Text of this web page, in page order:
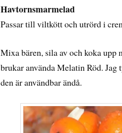
Havtornsmarmelad
Passar till viltkött och utrörd i
Mixa bären, sila av och koka upp
brukar använda Melatin Röd.
den är användbar ändå.